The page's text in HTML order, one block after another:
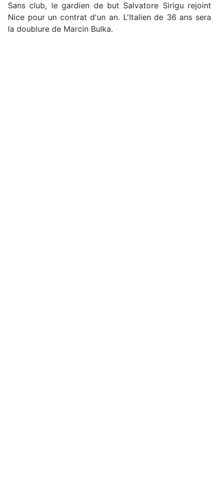
Sans club, le gardien de but Salvatore Sirigu rejoint
Nice pour un contrat d'un an. L'Italien de 36 ans sera
la doublure de Marcin Bulka.